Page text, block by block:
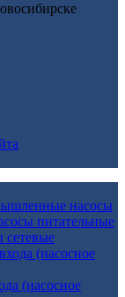
насосы
питательные
сетевые
(насосное